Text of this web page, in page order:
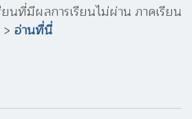
นที่มีผลการเรียนไม่ผ่าน ภาคเรียน
อ่านที่นี่